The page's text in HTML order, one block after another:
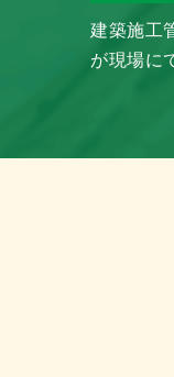
建築施工
が現場に